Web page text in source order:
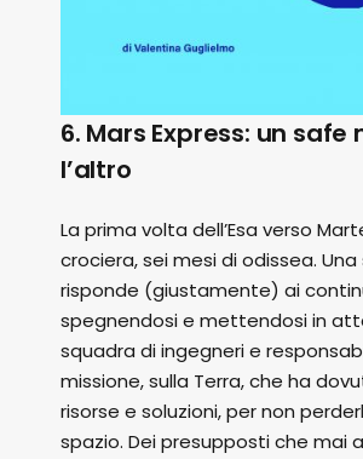
6. Mars Express: un
l’altro
La prima volta dell’Esa verso
crociera, sei mesi di odissea.
risponde (giustamente) ai
spegnendosi e mettendosi in
squadra di ingegneri e
missione, sulla Terra, che ha
risorse e soluzioni, per non
spazio. Dei presupposti che mai